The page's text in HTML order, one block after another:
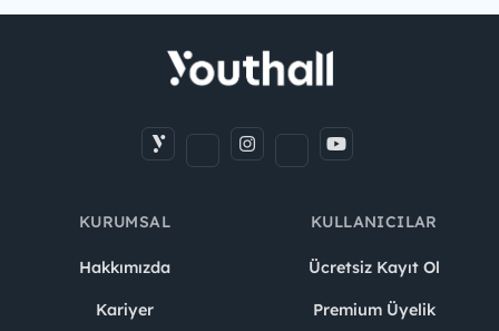
KURUMSAL
Hakkımızda
Kariyer
KULLANICILAR
Ücretsiz Kayıt Ol
Premium Üyelik